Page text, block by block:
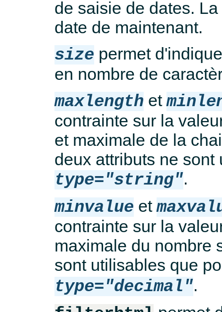
de saisie de dates.
date de maintenant.
size permet
en nombre de
maxlength et
contrainte sur la
et maximale de la
deux attributs ne
type="string".
minvalue et
contrainte sur la
maximale du nombre
sont utilisables que
type="decimal".